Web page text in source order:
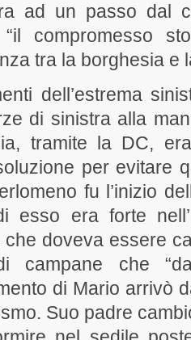
ad un passo dal
“il compromesso
tra la borghesia e
dell’estrema
di sinistra alla
tramite la DC,
per evitare
fu l’inizio
esso era forte
che doveva essere
campane che
di Mario arrivò
Suo padre